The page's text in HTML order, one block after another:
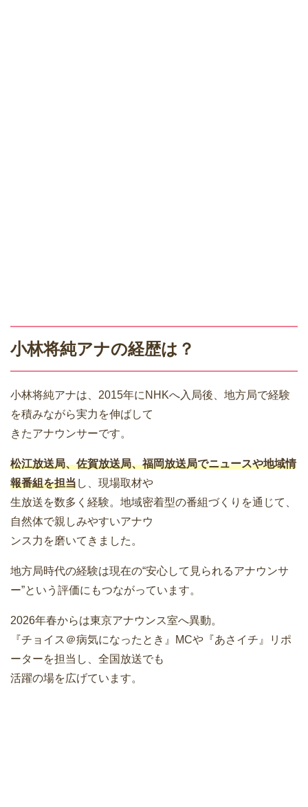
小林将純アナの経歴は？
小林将純アナは、2015年にNHKへ入局後、地方局で経験
を積みながら実力を伸ばして
きたアナウンサーです。
松江放送局、佐賀放送局、福岡放送局でニュースや地域情
報番組を担当し、現場取材や
生放送を数多く経験。地域密着型の番組づくりを通じて、
自然体で親しみやすいアナウ
ンス力を磨いてきました。
地方局時代の経験は現在の“安心して見られるアナウンサ
ー”という評価にもつながっています。
2026年春からは東京アナウンス室へ異動。
『チョイス＠病気になったとき』MCや『あさイチ』リポ
ーターを担当し、全国放送でも
活躍の場を広げています。